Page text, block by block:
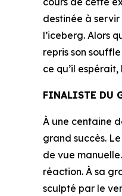
destinée à
l’iceberg. Alors
repris son
ce qu’il
FINALISTE DU
À une centaine
grand succès.
de vue
réaction. À sa
sculpté par le